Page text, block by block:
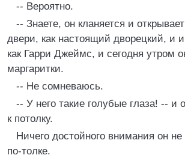
-- Вероятно.
-- Знаете, он кланяется и
двери, как настоящий дворецкий, и
как Гарри Джеймс, и сегодня утром
маргаритки.
-- Не сомневаюсь.
-- У него такие голубые глаза! -- и
к потолку.
Ничего достойного внимания он не
по-толке.